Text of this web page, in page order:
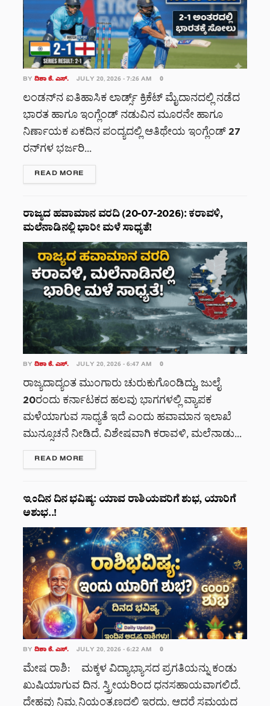
BY ದಿಶಾ ಕೆ. ಎಸ್. JULY 20, 2026 - 7:26 AM 0
ಲಂಡನ್‌ನ ಐತಿಹಾಸಿಕ ಲಾರ್ಡ್ಸ್ ಕ್ರಿಕೆಟ್ ಮೈದಾನದಲ್ಲಿ ನಡೆದ
ಭಾರತ ಹಾಗೂ ಇಂಗ್ಲೆಂಡ್ ನಡುವಿನ ಮೂರನೇ ಹಾಗೂ
ನಿರ್ಣಾಯಕ ಏಕದಿನ ಪಂದ್ಯದಲ್ಲಿ ಆತಿಥೇಯ ಇಂಗ್ಲೆಂಡ್ 27
ರನ್‌ಗಳ ಭರ್ಜರಿ...
READ MORE
ರಾಜ್ಯದ ಹವಾಮಾನ ವರದಿ (20-07-2026): ಕರಾವಳಿ,
ಮಲೆನಾಡಿನಲ್ಲಿ ಭಾರೀ ಮಳೆ ಸಾಧ್ಯತೆ!
BY ದಿಶಾ ಕೆ. ಎಸ್. JULY 20, 2026 - 6:47 AM 0
ರಾಜ್ಯದಾದ್ಯಂತ ಮುಂಗಾರು ಚುರುಕುಗೊಂಡಿದ್ದು, ಜುಲೈ
20ರಂದು ಕರ್ನಾಟಕದ ಹಲವು ಭಾಗಗಳಲ್ಲಿ ವ್ಯಾಪಕ
ಮಳೆಯಾಗುವ ಸಾಧ್ಯತೆ ಇದೆ ಎಂದು ಹವಾಮಾನ ಇಲಾಖೆ
ಮುನ್ಸೂಚನೆ ನೀಡಿದೆ. ವಿಶೇಷವಾಗಿ ಕರಾವಳಿ, ಮಲೆನಾಡು...
READ MORE
ಇಂದಿನ ದಿನ ಭವಿಷ್ಯ: ಯಾವ ರಾಶಿಯವರಿಗೆ ಶುಭ, ಯಾರಿಗೆ
ಅಶುಭ..!
BY ದಿಶಾ ಕೆ. ಎಸ್. JULY 20, 2026 - 6:22 AM 0
ಮೇಷ ರಾಶಿ: ಮಕ್ಕಳ ವಿದ್ಯಾಭ್ಯಾಸದ ಪ್ರಗತಿಯನ್ನು ಕಂಡು
ಖುಷಿಯಾಗುವ ದಿನ. ಸ್ತ್ರೀಯರಿಂದ ಧನಸಹಾಯವಾಗಲಿದೆ.